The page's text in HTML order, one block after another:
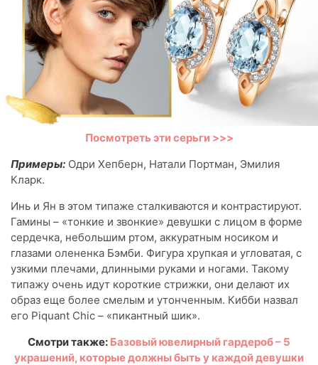
Посмотреть эти серьги >>>
Примеры: Одри Хепберн, Натали Портман, Эмилия
Кларк.
Инь и Ян в этом типаже сталкиваются и контрастируют.
Гамины – «тонкие и звонкие» девушки с лицом в форме
сердечка, небольшим ртом, аккуратным носиком и
глазами олененка Бэмби. Фигура хрупкая и угловатая, с
узкими плечами, длинными руками и ногами. Такому
типажу очень идут короткие стрижки, они делают их
образ еще более смелым и утонченным. Кибби назвал
его Piquant Сhic – «пикантный шик».
Смотри также: Базовый ювелирный гардероб – 5
украшений, которые должны быть у каждой девушки